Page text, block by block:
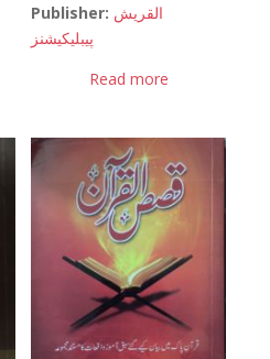
Publisher: القریش
پیبلیکیشنز
Read more